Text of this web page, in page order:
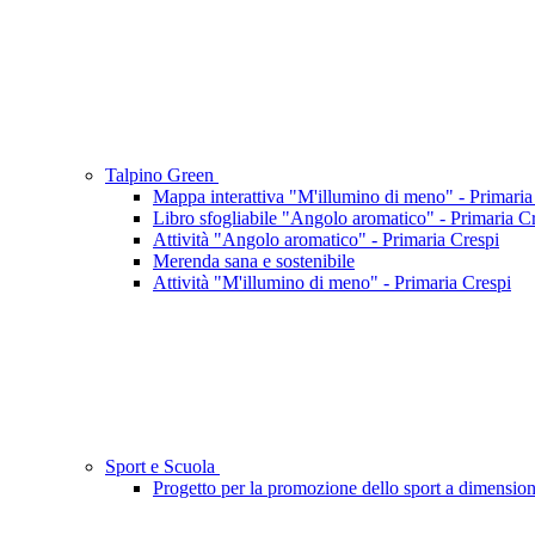
Talpino Green
Mappa interattiva "M'illumino di meno" - Primaria
Libro sfogliabile "Angolo aromatico" - Primaria
Attività "Angolo aromatico" - Primaria Crespi
Merenda sana e sostenibile
Attività "M'illumino di meno" - Primaria Crespi
Sport e Scuola
Progetto per la promozione dello sport a